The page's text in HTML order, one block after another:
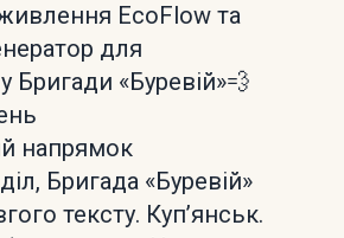
EcoFlow та
для
Бригади «Буревій»💨
напрямок
Бригада «Буревій»
тексту. Купʼянськ.